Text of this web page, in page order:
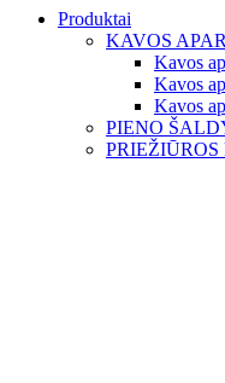
Produktai
KAVOS
Kavos
Kavos
Kavos
PIENO
PRIEŽIŪROS